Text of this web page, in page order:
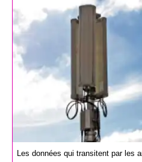
Les données qui transitent par les